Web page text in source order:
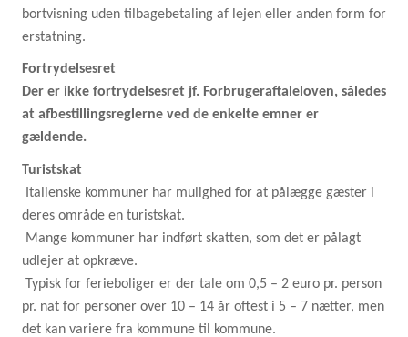
bortvisning uden tilbagebetaling af lejen eller anden form for
erstatning.
Fortrydelsesret
Der er ikke fortrydelsesret jf. Forbrugeraftaleloven, således
at afbestillingsreglerne ved de enkelte emner er
gældende.
Turistskat
Italienske kommuner har mulighed for at pålægge gæster i
deres område en turistskat.
Mange kommuner har indført skatten, som det er pålagt
udlejer at opkræve.
Typisk for ferieboliger er der tale om 0,5 – 2 euro pr. person
pr. nat for personer over 10 – 14 år oftest i 5 – 7 nætter, men
det kan variere fra kommune til kommune.